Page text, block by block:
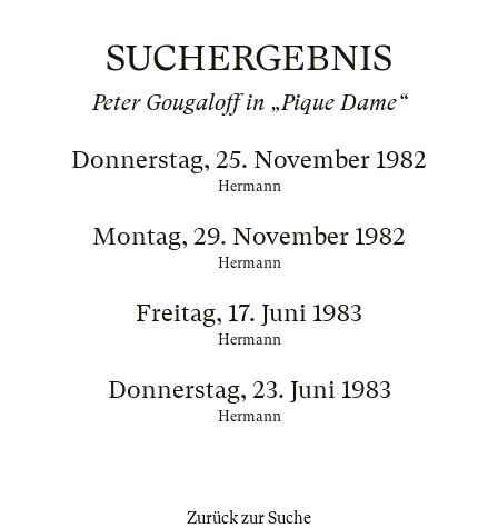
SUCHERGEBNIS
Peter Gougaloff in „Pique Dame“
Donnerstag, 25. November 1982
Hermann
Montag, 29. November 1982
Hermann
Freitag, 17. Juni 1983
Hermann
Donnerstag, 23. Juni 1983
Hermann
Zurück zur Suche